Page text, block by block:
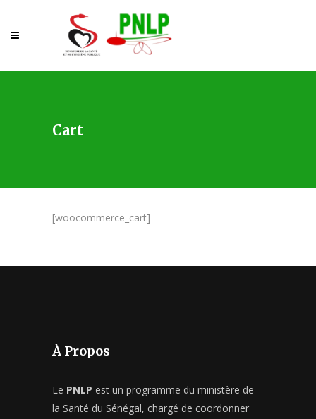
Cart
[woocommerce_cart]
À Propos
Le PNLP est un programme du ministère de
la Santé du Sénégal, chargé de coordonner